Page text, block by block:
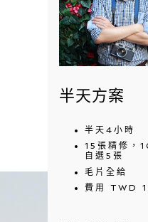
半天方案
半天4小時
15張精修，
自選5張
毛片全給
費用 TWD